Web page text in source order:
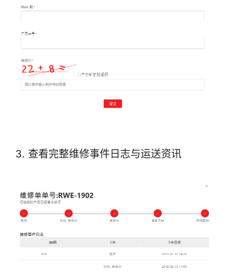
3. 查看完整维修事件日志与运送资讯